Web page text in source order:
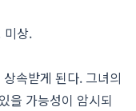
미상.
속받게 된다. 그녀의
을 가능성이 암시되